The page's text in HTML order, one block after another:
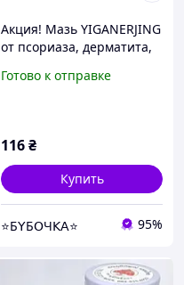
Акция! Мазь YIGANERJING
от псориаза, дерматита,
др.), 20 г
Готово к отправке
116₴
Купить
⭐Б𝖸Б𝖮Ч𝖪𝖠⭐ 95%